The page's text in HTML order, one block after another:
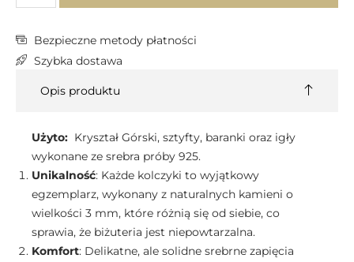
Bezpieczne metody płatności
Szybka dostawa
Opis produktu
Użyto: Kryształ Górski, sztyfty, baranki oraz igły
wykonane ze srebra próby 925.
Unikalność: Każde kolczyki to wyjątkowy
egzemplarz, wykonany z naturalnych kamieni o
wielkości 3 mm, które różnią się od siebie, co
sprawia, że biżuteria jest niepowtarzalna.
Komfort: Delikatne, ale solidne srebrne zapięcia